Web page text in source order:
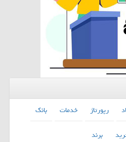
رپورتاژ خدمات
بانك
برند